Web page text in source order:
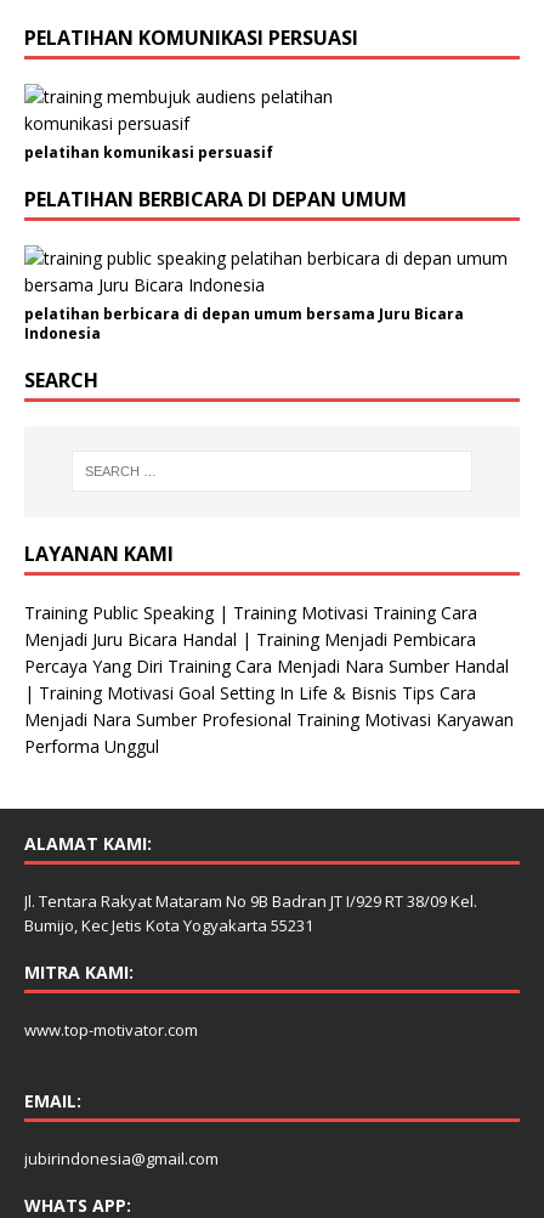
PELATIHAN KOMUNIKASI PERSUASI
pelatihan komunikasi persuasif
PELATIHAN BERBICARA DI DEPAN UMUM
pelatihan berbicara di depan umum bersama Juru Bicara
Indonesia
SEARCH
LAYANAN KAMI
Training Public Speaking | Training Motivasi Training Cara
Menjadi Juru Bicara Handal | Training Menjadi Pembicara
Percaya Yang Diri Training Cara Menjadi Nara Sumber Handal
| Training Motivasi Goal Setting In Life & Bisnis Tips Cara
Menjadi Nara Sumber Profesional Training Motivasi Karyawan
Performa Unggul
ALAMAT KAMI:
Jl. Tentara Rakyat Mataram No 9B Badran JT I/929 RT 38/09 Kel.
Bumijo, Kec Jetis Kota Yogyakarta 55231
MITRA KAMI:
www.top-motivator.com
EMAIL:
jubirindonesia@gmail.com
WHATS APP: